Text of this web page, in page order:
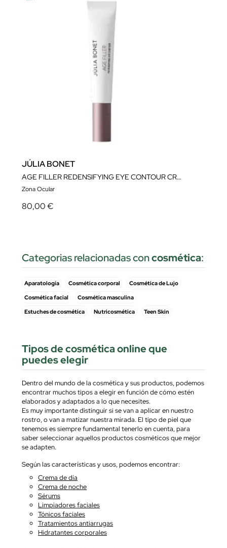
JÚLIA BONET
AGE FILLER REDENSIFYING EYE CONTOUR CREAM
Zona Ocular
80,00 €
Categorias relacionadas concosmética:
Aparatología Cosmética corporal
Cosmética de Lujo
Cosmética facial
Cosmética masculina
Estuches de cosmética
Nutricosmética Teen Skin
Tipos de cosmética online que
puedes elegir
Dentro del mundo de la cosmética y sus productos, podemos
encontrar muchos tipos a elegir en función de cómo estén
elaborados y adaptados a lo que necesites.
Es muy importante distinguir si se van a aplicar en nuestro
rostro, o van a matizar nuestra mirada. El tipo de piel que
tenemos es siempre fundamental tenerlo en cuenta, para
saber seleccionar aquellos productos cosméticos que mejor
se adapten.
Según las características y usos, podemos encontrar:
Crema de día
Crema de noche
Sérums
Limpiadores faciales
Tónicos faciales
Tratamientos antiarrugas
Hidratantes corporales